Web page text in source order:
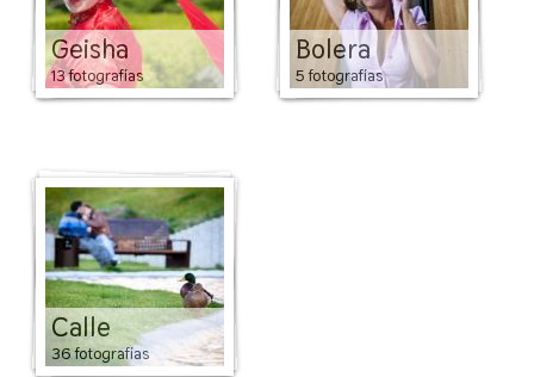
Geisha
13 fotografías
Bolera
5 fotografías
Calle
36 fotografías